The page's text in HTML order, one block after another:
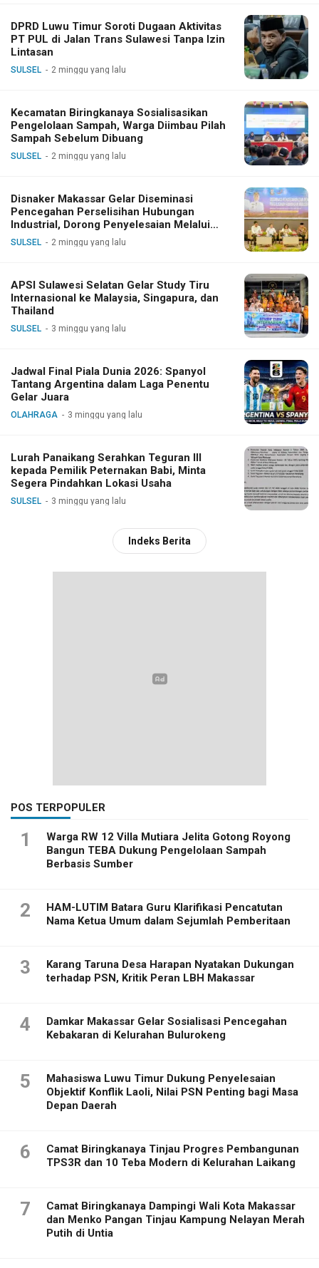
DPRD Luwu Timur Soroti Dugaan Aktivitas
PT PUL di Jalan Trans Sulawesi Tanpa Izin
Lintasan
SULSEL 2 minggu yang lalu
Kecamatan Biringkanaya Sosialisasikan
Pengelolaan Sampah, Warga Diimbau Pilah
Sampah Sebelum Dibuang
SULSEL 2 minggu yang lalu
Disnaker Makassar Gelar Diseminasi
Pencegahan Perselisihan Hubungan
Industrial, Dorong Penyelesaian Melalui
Dialog
SULSEL 2 minggu yang lalu
APSI Sulawesi Selatan Gelar Study Tiru
Internasional ke Malaysia, Singapura, dan
Thailand
SULSEL 3 minggu yang lalu
Jadwal Final Piala Dunia 2026: Spanyol
Tantang Argentina dalam Laga Penentu
Gelar Juara
OLAHRAGA 3 minggu yang lalu
Lurah Panaikang Serahkan Teguran III
kepada Pemilik Peternakan Babi, Minta
Segera Pindahkan Lokasi Usaha
SULSEL 3 minggu yang lalu
Indeks Berita
POS TERPOPULER
1
Warga RW 12 Villa Mutiara Jelita Gotong Royong
Bangun TEBA Dukung Pengelolaan Sampah
Berbasis Sumber
2
HAM-LUTIM Batara Guru Klarifikasi Pencatutan
Nama Ketua Umum dalam Sejumlah Pemberitaan
3
Karang Taruna Desa Harapan Nyatakan Dukungan
terhadap PSN, Kritik Peran LBH Makassar
4
Damkar Makassar Gelar Sosialisasi Pencegahan
Kebakaran di Kelurahan Bulurokeng
5
Mahasiswa Luwu Timur Dukung Penyelesaian
Objektif Konflik Laoli, Nilai PSN Penting bagi Masa
Depan Daerah
6
Camat Biringkanaya Tinjau Progres Pembangunan
TPS3R dan 10 Teba Modern di Kelurahan Laikang
7
Camat Biringkanaya Dampingi Wali Kota Makassar
dan Menko Pangan Tinjau Kampung Nelayan Merah
Putih di Untia